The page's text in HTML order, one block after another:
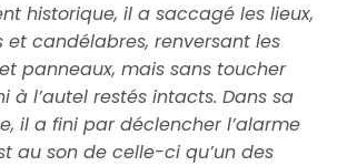
historique, il a saccagé les lieux,
et candélabres, renversant les
panneaux, mais sans toucher
à l’autel restés intacts. Dans sa
il a fini par déclencher l’alarme
au son de celle-ci qu’un des